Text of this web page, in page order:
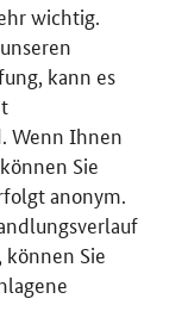
wichtig.
kann es
Wenn Ihnen
Sie
anonym.
Sie